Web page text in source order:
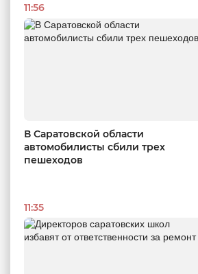
11:56
В Саратовской области
автомобилисты сбили трех
пешеходов
11:35